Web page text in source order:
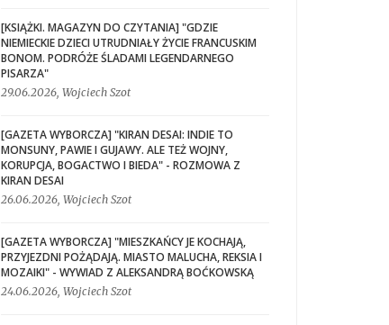
[KSIĄŻKI. MAGAZYN DO CZYTANIA] "GDZIE
NIEMIECKIE DZIECI UTRUDNIAŁY ŻYCIE FRANCUSKIM
BONOM. PODRÓŻE ŚLADAMI LEGENDARNEGO
PISARZA"
29.06.2026, Wojciech Szot
[GAZETA WYBORCZA] "KIRAN DESAI: INDIE TO
MONSUNY, PAWIE I GUJAWY. ALE TEŻ WOJNY,
KORUPCJA, BOGACTWO I BIEDA" - ROZMOWA Z
KIRAN DESAI
26.06.2026, Wojciech Szot
[GAZETA WYBORCZA] "MIESZKAŃCY JE KOCHAJĄ,
PRZYJEZDNI POŻĄDAJĄ. MIASTO MALUCHA, REKSIA I
MOZAIKI" - WYWIAD Z ALEKSANDRĄ BOĆKOWSKĄ
24.06.2026, Wojciech Szot